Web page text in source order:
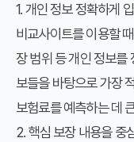
1. 개인 정보 정확하게
비교사이트를 이용할
장 범위 등 개인 정보를
보들을 바탕으로 가장
보험료를 예측하는 데
2. 핵심 보장 내용을 중